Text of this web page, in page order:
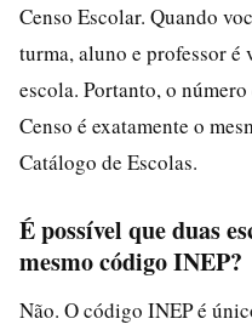
Censo Escolar. Quando
turma, aluno e professor
escola. Portanto, o
Censo é exatamente o
Catálogo de Escolas.
É possível que duas
mesmo código INEP?
Não. O código INEP é